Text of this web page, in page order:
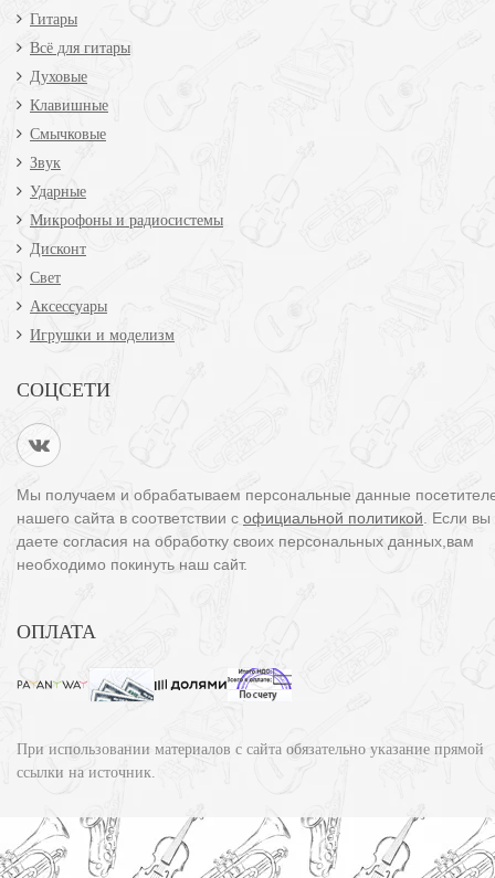
Гитары
Всё для гитары
Духовые
Клавишные
Смычковые
Звук
Ударные
Микрофоны и радиосистемы
Дисконт
Свет
Аксессуары
Игрушки и моделизм
СОЦСЕТИ
Мы получаем и обрабатываем персональные данные
нашего сайта в соответствии с официальной политикой . Если
даете согласия на обработку своих персональных данных,вам
необходимо покинуть наш сайт.
ОПЛАТА
При использовании материалов с сайта обязательно указание прямой
ссылки на источник.